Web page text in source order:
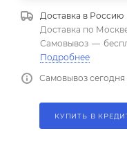
Доставка в Россию
Доставка по
Самовывоз —
Подробнее
Самовывоз сегодня
КУПИТЬ В